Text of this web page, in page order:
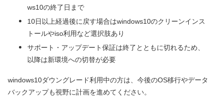
ws10の終了日まで
10日以上経過後に戻す場合はwindows10のクリーンインス
トールやiso利用など選択肢あり
サポート・アップデート保証は終了とともに切れるため、
以降は新環境への切替が必要
windows10ダウングレード利用中の方は、今後のOS移行やデータ
バックアップも視野に計画を進めてください。